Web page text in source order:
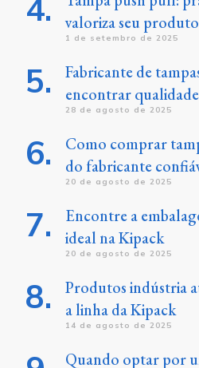
valoriza seu produto
1 de setembro de 2025
Fabricante de
encontrar
28 de agosto de 2025
Como comprar
do fabricante
20 de agosto de 2025
Encontre a
ideal na Kipack
20 de agosto de 2025
Produtos indústria
a linha da Kipack
14 de agosto de 2025
Quando optar por